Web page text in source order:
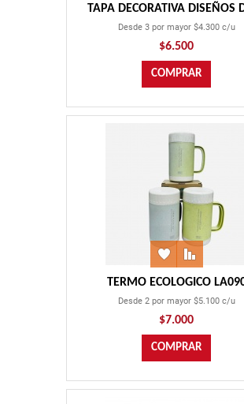
TAPA DECORATIVA DISEÑOS
Desde 3 por mayor $4.300 c/u
$6.500
TERMO ECOLOGICO
Desde 2 por mayor $5.100 c/u
$7.000